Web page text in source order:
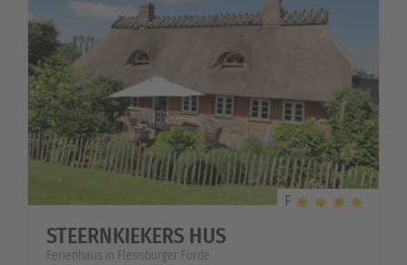
F
STEERNKIEKERS HUS
Ferienhaus in Flensburger Förde